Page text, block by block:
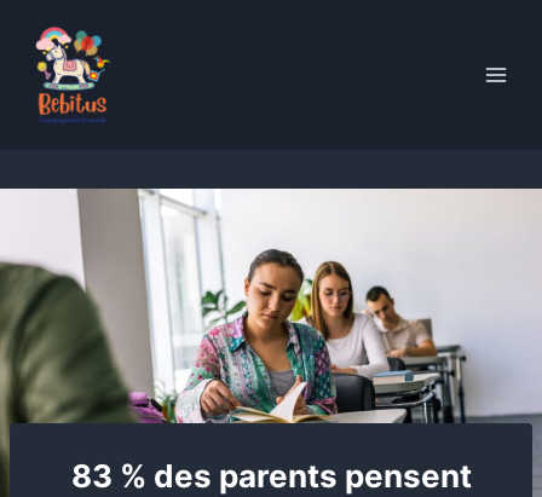
content
83 % des parents pensent